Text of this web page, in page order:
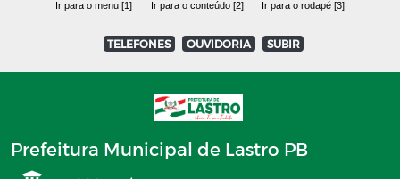
Ir para o menu [1] Ir para o conteúdo [2] Ir para o rodapé [3]
TELEFONES OUVIDORIA SUBIR
Prefeitura Municipal de Lastro PB